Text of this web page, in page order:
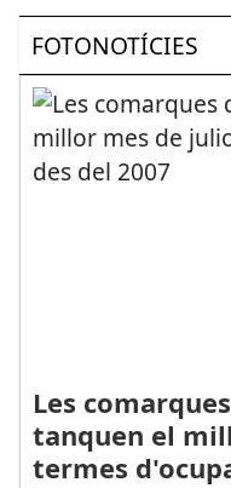
FOTONOTÍCIES
Les
tanquen el
termes